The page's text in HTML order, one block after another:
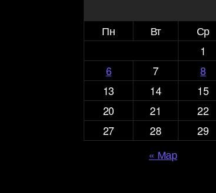
Пн
Вт Ср
1
6
7 8
13
14 15
20
21 22
27
28 29
« Мар